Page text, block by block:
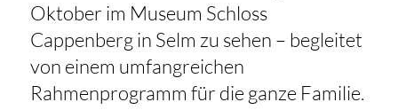
Oktober im Museum Schloss
Cappenberg in Selm zu sehen – begleitet
von einem umfangreichen
Rahmenprogramm für die ganze Familie.